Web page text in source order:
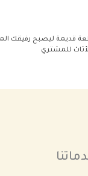
قديمة ليصبح رفيقك
للمشتري